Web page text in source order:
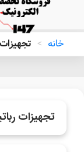
خانه >
تجهیزات